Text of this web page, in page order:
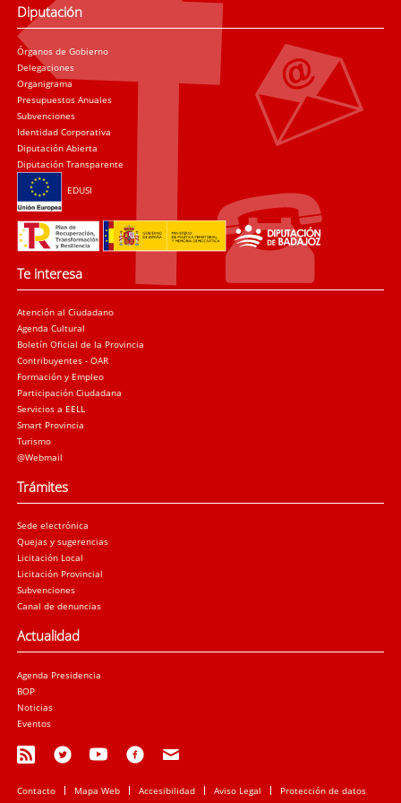
Diputación
Órganos de Gobierno
Delegaciones
Organigrama
Presupuestos Anuales
Subvenciones
Identidad Corporativa
Diputación Abierta
Diputación Transparente
EDUSI
Te interesa
Atención al Ciudadano
Agenda Cultural
Boletín Oficial de la Provincia
Contribuyentes - OAR
Formación y Empleo
Participación Ciudadana
Servicios a EELL
Smart Provincia
Turismo
@Webmail
Trámites
Sede electrónica
Quejas y sugerencias
Licitación Local
Licitación Provincial
Subvenciones
Canal de denuncias
Actualidad
Agenda Presidencia
BOP
Noticias
Eventos
Contacto Mapa Web Accesibilidad Aviso Legal Protección de datos